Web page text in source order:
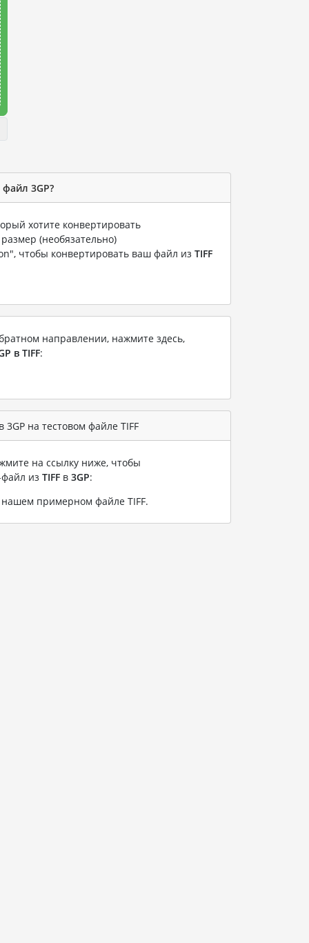
файл 3GP?
хотите конвертировать
(необязательно)
чтобы конвертировать ваш файл из TIFF
направлении, нажмите здесь,
в TIFF:
на тестовом файле TIFF
на ссылку ниже, чтобы
из TIFF в 3GP:
нашем примерном файле TIFF.